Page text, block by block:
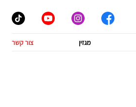
מגזין צור קשר